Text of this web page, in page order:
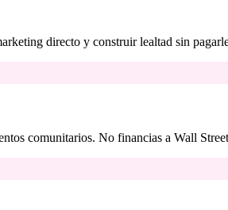
directo y construir lealtad sin
comunitarios. No financias a Wall